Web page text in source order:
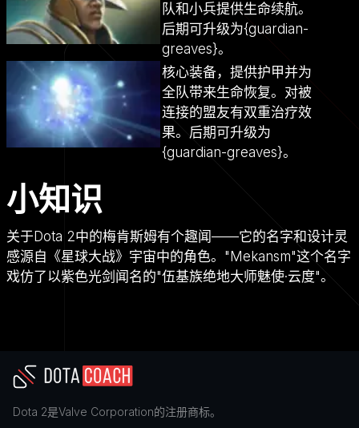
队和小兵提供生命续航。
后期可升级为{guardian-
greaves}。
核心装备，提供护甲并为
全队带来生命恢复。对被
连接的盟友有双重治疗效
果。后期可升级为
{guardian-greaves}。
小知识
关于Dota 2中的梅肯斯姆有个趣闻——它的名字和设计灵
感源自《星球大战》宇宙中的角色。"Mekansm"这个名字
戏仿了以紫色光剑闻名的"伍基族绝地大师魅使·云度"。
Dota 2是Valve Corporation的注册商标。